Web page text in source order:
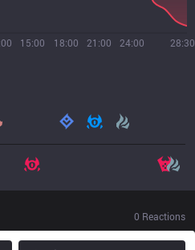
15:00 18:00 21:00 24:00 28:30
0 Reactions